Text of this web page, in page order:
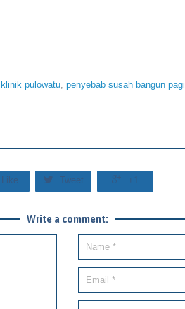
klinik pulowatu penyebab susah bangun pagi
Like  Tweet  +1
Write a comment: